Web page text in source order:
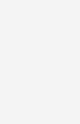
Bundesliga;
Germany;
des Deutschen
Daikin
Airconditioning
der 1.
bereits offizieller